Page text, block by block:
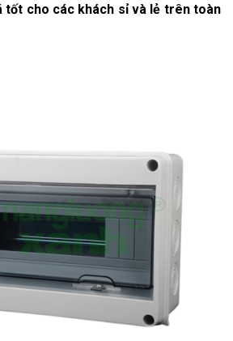
tốt cho các khách sỉ và lẻ trên toàn